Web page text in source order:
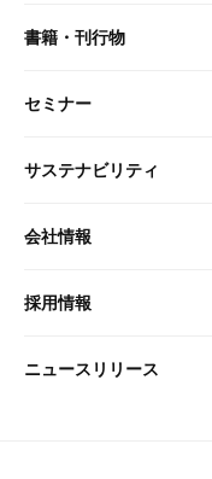
大和総研の強み
先端テクノロジーに
最新のレポート・コラ
政策分析
研究員・コンサルタ
研究員
書籍・刊行物
書籍・刊行物 トップ
書籍
セミナー
セミナー トップ
現在受付中のセミナ
サステナビリティ
サステナビリティの
次世代社会への貢献
会社情報
会社情報 トップ
会社概要・役員一覧
採用情報
採用情報 トップ
ニュースリリース